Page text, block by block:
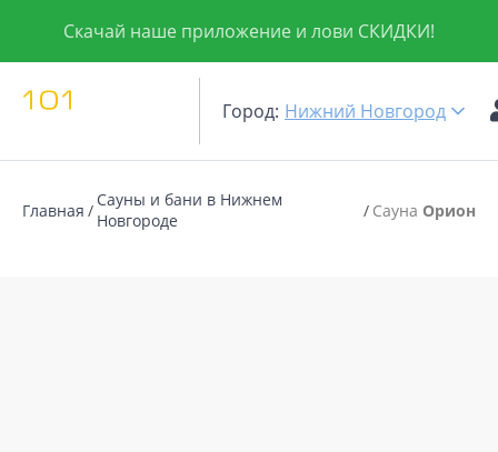
Скачай наше приложение и лови СКИДКИ!
Город: Нижний Новгород
Главная
Сауны и бани в Нижнем
Новгороде
Сауна Орион